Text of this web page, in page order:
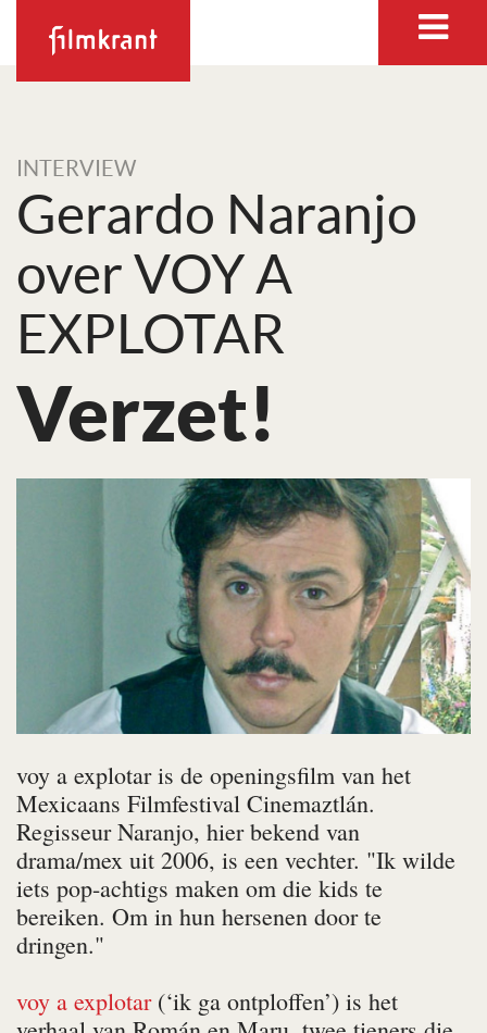
INTERVIEW
Gerardo Naranjo
over VOY A
EXPLOTAR
Verzet!
voy a explotaris de openingsfilm van het
Mexicaans Filmfestival Cinemaztlán.
Regisseur Naranjo, hier bekend van
drama/mex uit 2006, is een vechter. "Ik wilde
iets pop-achtigs maken om die kids te
bereiken. Om in hun hersenen door te
dringen."
voy a explotar(‘ik ga ontploffen’) is het